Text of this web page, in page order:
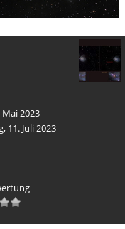
2023
11. Juli 2023